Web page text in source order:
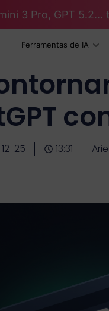
3 Pro, GPT
Ferramentas de IA
25 13:31